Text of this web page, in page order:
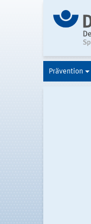
Prävention